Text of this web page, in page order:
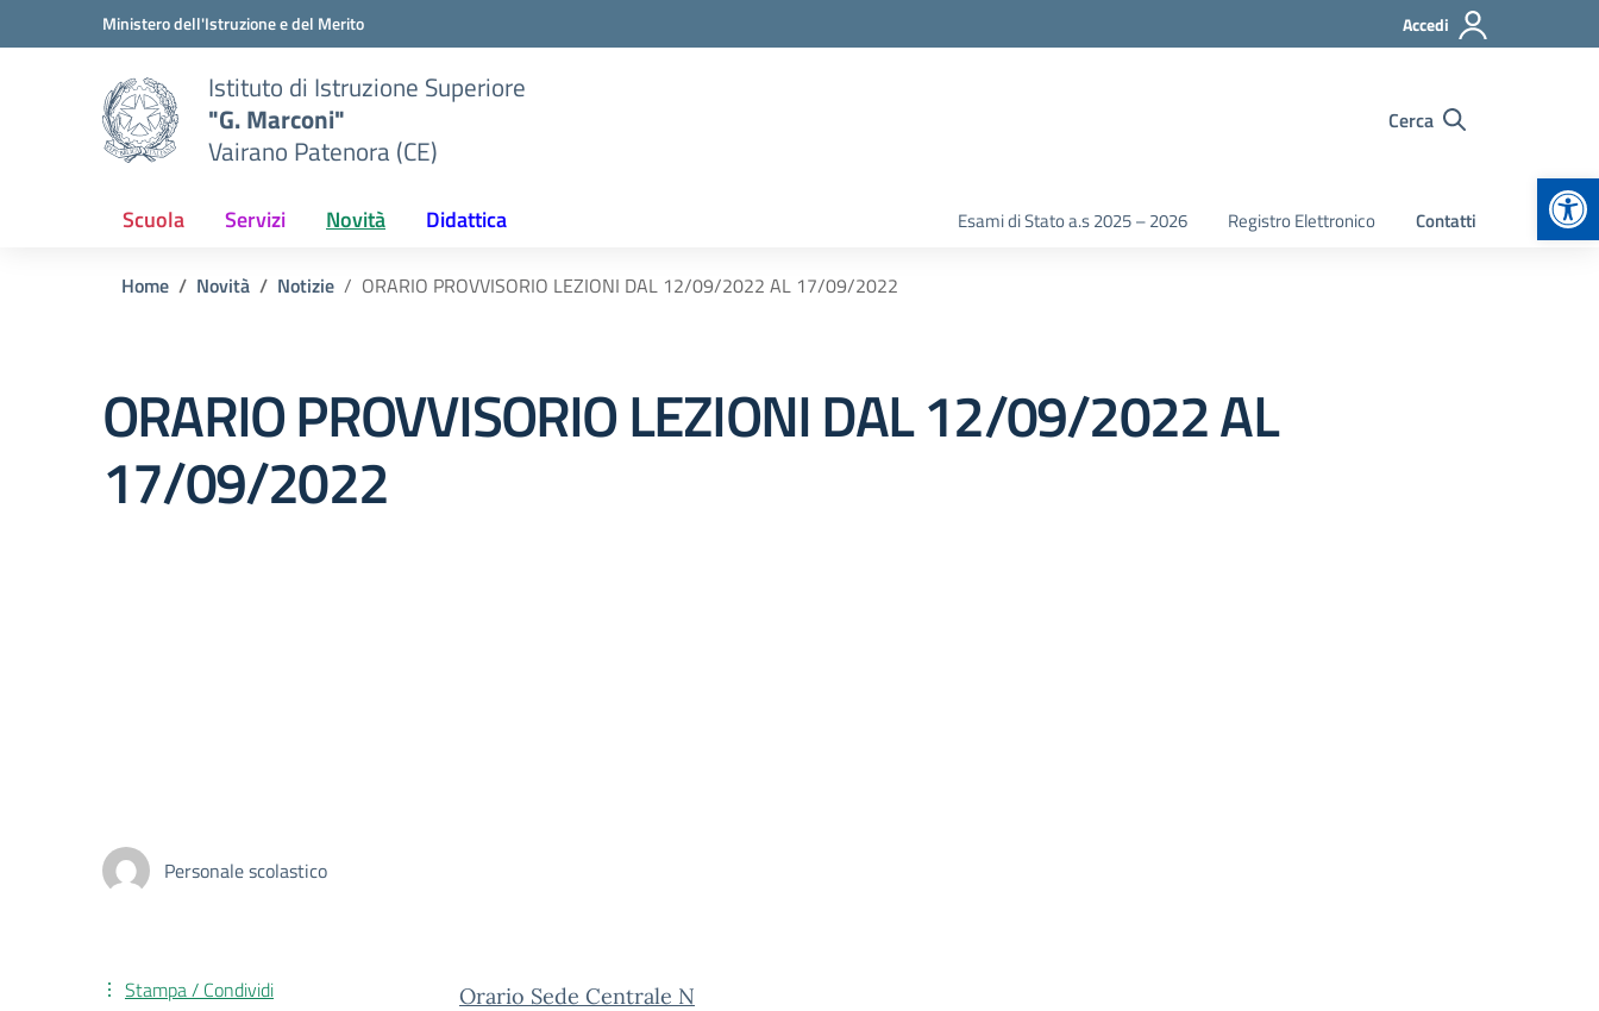
Vai ai contenuti
Vai al menu di navigazioneMinistero dell'Istruzione e del Merito Accedi
Istituto di Istruzione Superiore
"G. Marconi"
Vairano Patenora (CE)
Cerca
Scuola Servizi Novità Didattica Esami di Stato a.s 2025 – 2026 Registro Elettronico Contatti
Home Novità Notizie ORARIO PROVVISORIO LEZIONI DAL 12/09/2022 AL 17/09/2022
ORARIO PROVVISORIO LEZIONI DAL 12/09/2022 AL
17/09/2022
Personale scolastico
Orario Sede Centrale N
Stampa / Condividi